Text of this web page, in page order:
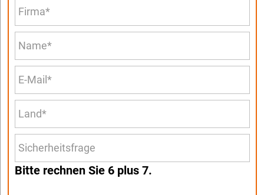
Bitte rechnen Sie 6 plus 7.